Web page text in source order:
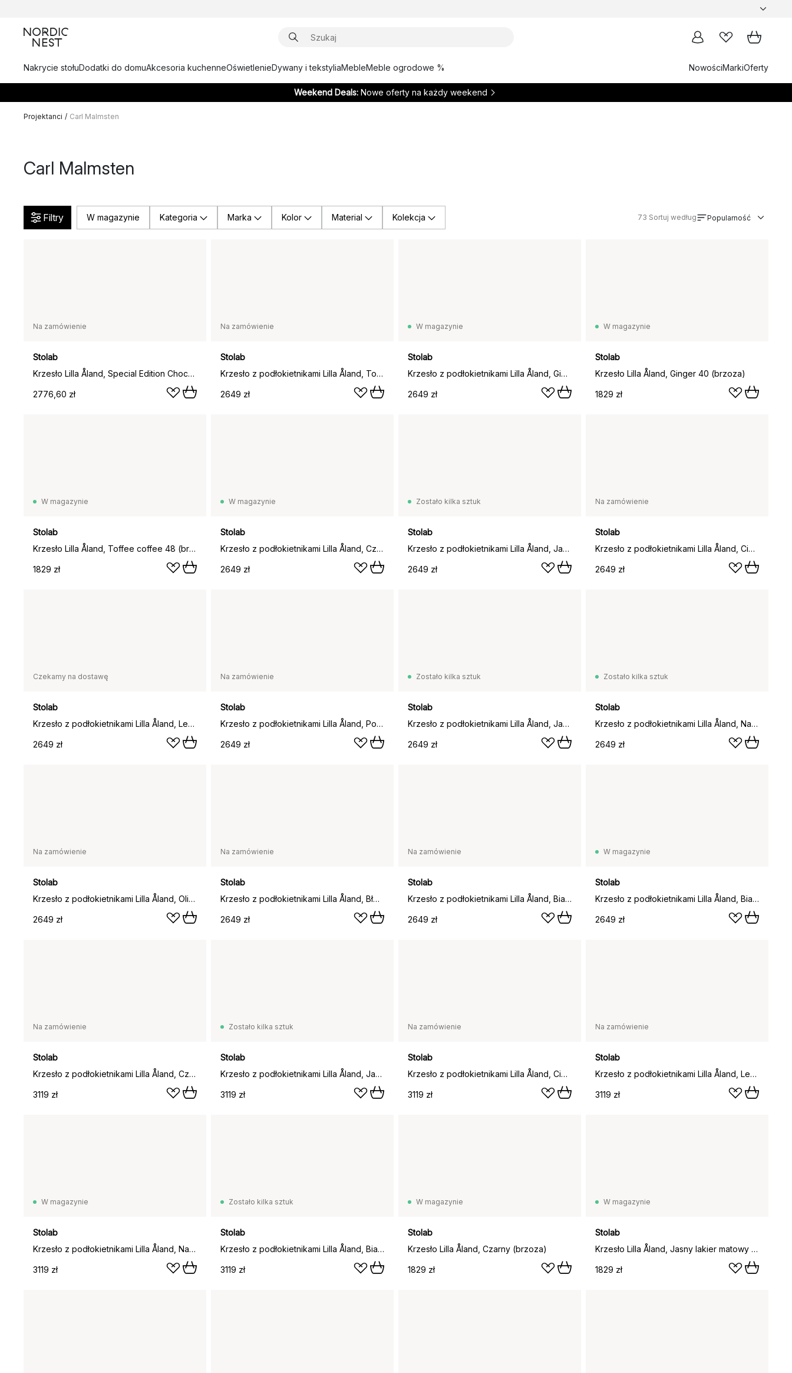
Nakrycie stołuDodatki do domuAkcesoria kuchenneOświetlenieDywany i tekstyliaMebleMeble ogrodowe % NowościMarkiOferty
Weekend Deals: Nowe oferty na każdy weekend
Projektanci / Carl Malmsten
Carl Malmsten
Filtry W magazynie Kategoria Marka Kolor Material Kolekcja 73 Sortuj według Popularność
Na zamówienie
Stolab
Krzesło Lilla Åland, Special Edition Chocolat brown olejowany (dąb)
2776,60 zł
Na zamówienie
Stolab
Krzesło z podłokietnikami Lilla Åland, Toffee coffee 48
2649 zł
W magazynie
Stolab
Krzesło z podłokietnikami Lilla Åland, Ginger 40
2649 zł
W magazynie
Stolab
Krzesło Lilla Åland, Ginger 40 (brzoza)
1829 zł
W magazynie
Stolab
Krzesło Lilla Åland, Toffee coffee 48 (brzoza)
1829 zł
W magazynie
Stolab
Krzesło z podłokietnikami Lilla Åland, Czarny (brzoza)
2649 zł
Zostało kilka sztuk
Stolab
Krzesło z podłokietnikami Lilla Åland, Jasny lakier matowy (brzoza)
2649 zł
Na zamówienie
Stolab
Krzesło z podłokietnikami Lilla Åland, Ciemnoszary (brzoza)
2649 zł
Czekamy na dostawę
Stolab
Krzesło z podłokietnikami Lilla Åland, Leśne jezioro (brzoza)
2649 zł
Na zamówienie
Stolab
Krzesło z podłokietnikami Lilla Åland, Porosty (brzoza)
2649 zł
Zostało kilka sztuk
Stolab
Krzesło z podłokietnikami Lilla Åland, Jasnoszary (brzoza)
2649 zł
Zostało kilka sztuk
Stolab
Krzesło z podłokietnikami Lilla Åland, Naturalny olej (brzoza)
2649 zł
Na zamówienie
Stolab
Krzesło z podłokietnikami Lilla Åland, Oliwkowa zieleń (brzoza)
2649 zł
Na zamówienie
Stolab
Krzesło z podłokietnikami Lilla Åland, Błękit świtu (brzoza)
2649 zł
Na zamówienie
Stolab
Krzesło z podłokietnikami Lilla Åland, Biały olej (brzoza)
2649 zł
W magazynie
Stolab
Krzesło z podłokietnikami Lilla Åland, Biały (brzoza)
2649 zł
Na zamówienie
Stolab
Krzesło z podłokietnikami Lilla Åland, Czarny (dębowe)
3119 zł
Zostało kilka sztuk
Stolab
Krzesło z podłokietnikami Lilla Åland, Jasny lakier matowy (dębowe)
3119 zł
Na zamówienie
Stolab
Krzesło z podłokietnikami Lilla Åland, Ciemnoszary (dębowe)
3119 zł
Na zamówienie
Stolab
Krzesło z podłokietnikami Lilla Åland, Leśne jezioro (dębowe)
3119 zł
W magazynie
Stolab
Krzesło z podłokietnikami Lilla Åland, Naturalny olej (dębowe)
3119 zł
Zostało kilka sztuk
Stolab
Krzesło z podłokietnikami Lilla Åland, Biały olej (dębowe)
3119 zł
W magazynie
Stolab
Krzesło Lilla Åland, Czarny (brzoza)
1829 zł
W magazynie
Stolab
Krzesło Lilla Åland, Jasny lakier matowy (brzoza)
1829 zł